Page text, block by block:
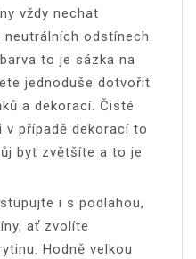
vždy nechat
odstínech.
to je sázka na
jednoduše dotvořit
a dekorací. Čisté
v případě dekorací to
byt zvětšíte a to je
i s podlahou,
ať zvolíte
Hodně velkou